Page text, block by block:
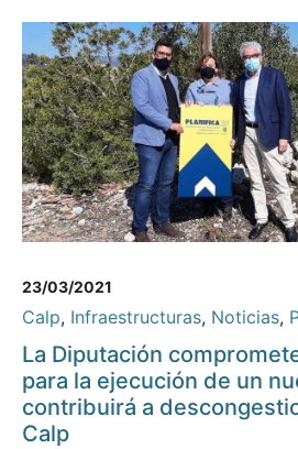
23/03/2021
Calp, Infraestructuras, Noticias,
La Diputación
para la ejecución de un
contribuirá a
Calp